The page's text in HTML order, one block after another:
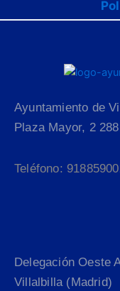
Ayuntamiento de
Plaza Mayor, 2
Teléfono:
Delegación Oeste
Villalbilla (Madrid)